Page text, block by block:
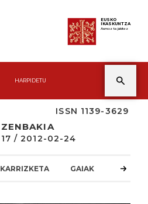
EUSKO
IKASKUNTZA
Asmoz ta jakitez
HARPIDETU
ISSN 1139-3629
/ 2012-02-24
GAIAK